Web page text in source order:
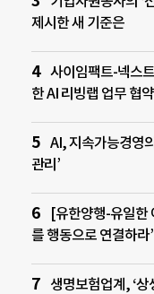
제시한 새 기준은
사이임팩트-넥스
한 AI 리빙랩 업무 협
AI, 지속가능경영
관리’
[유한양행-유일한
를 행동으로 연결하라
생명보험업계, ‘상